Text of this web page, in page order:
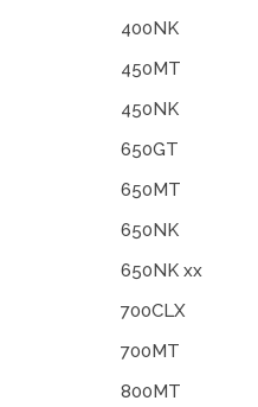
400NK
450MT
450NK
650GT
650MT
650NK
650NK xx
700CLX
700MT
800MT